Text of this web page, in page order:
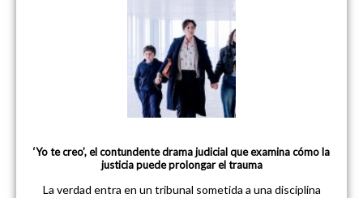
‘Yo te creo’, el contundente drama judicial que examina cómo la
justicia puede prolongar el trauma
La verdad entra en un tribunal sometida a una disciplina